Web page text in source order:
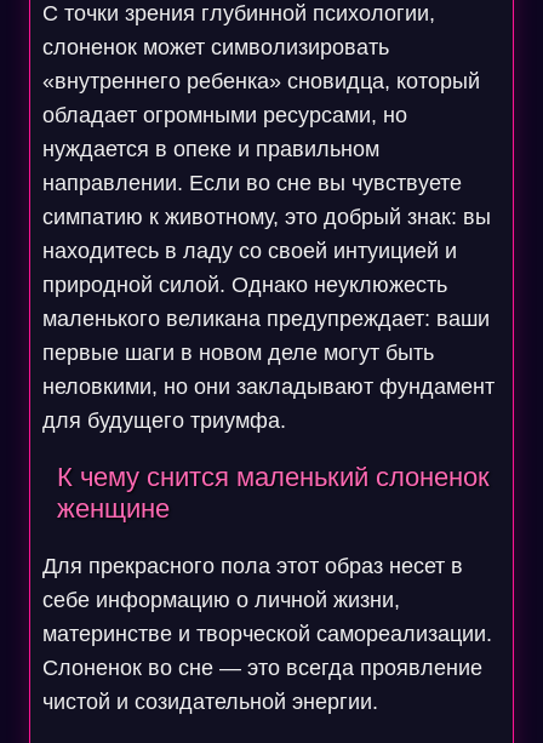
С точки зрения глубинной психологии,
слоненок может символизировать
«внутреннего ребенка» сновидца, который
обладает огромными ресурсами, но
нуждается в опеке и правильном
направлении. Если во сне вы чувствуете
симпатию к животному, это добрый знак: вы
находитесь в ладу со своей интуицией и
природной силой. Однако неуклюжесть
маленького великана предупреждает: ваши
первые шаги в новом деле могут быть
неловкими, но они закладывают фундамент
для будущего триумфа.
К чему снится маленький слоненок
женщине
Для прекрасного пола этот образ несет в
себе информацию о личной жизни,
материнстве и творческой самореализации.
Слоненок во сне — это всегда проявление
чистой и созидательной энергии.